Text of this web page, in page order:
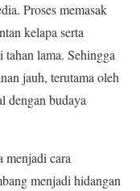
Proses memasak
kelapa serta
lama. Sehingga
jauh, terutama oleh
dengan budaya
menjadi cara
menjadi hidangan